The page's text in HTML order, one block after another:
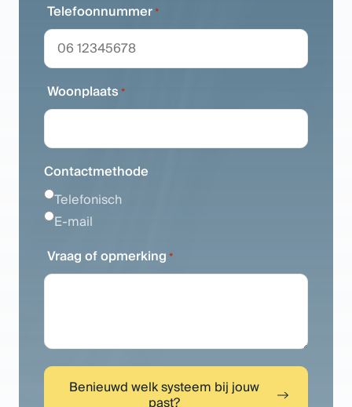
Telefoonnummer*
Woonplaats*
Contactmethode
Telefonisch
E-mail
Vraag of opmerking*
Benieuwd welk systeem bij jouw